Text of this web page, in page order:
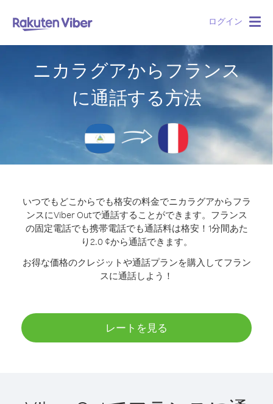
ログイン
ニカラグアからフランス
に通話する方法
いつでもどこからでも格安の料金でニカラグアからフラ
ンスにViber Outで通話することができます。 フランス
の固定電話でも携帯電話でも通話料は格安！1分間あた
り2.0 ¢から通話できます。
お得な価格のクレジットや通話プランを購入してフラン
スに通話しよう！
レートを見る